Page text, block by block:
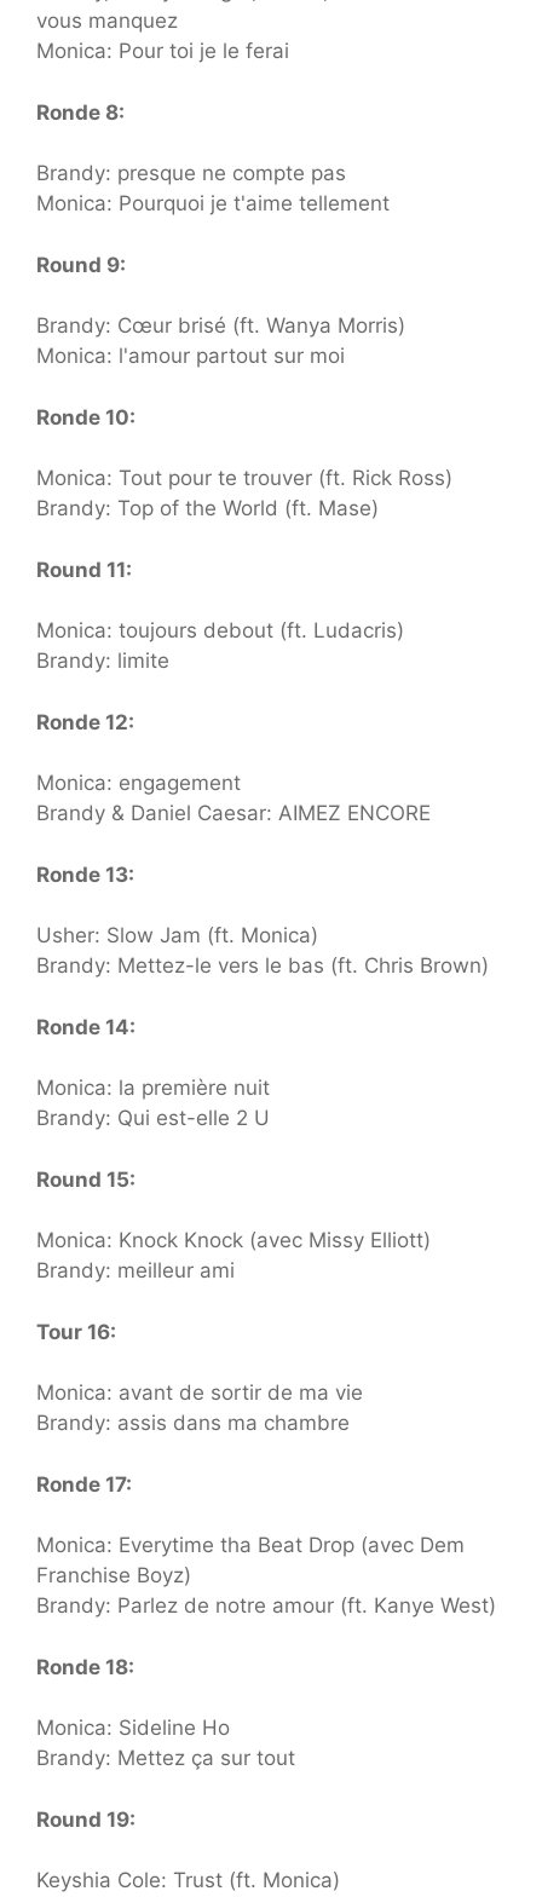
vous manquez
Monica: Pour toi je le ferai
Ronde 8:
Brandy: presque ne compte pas
Monica: Pourquoi je t'aime tellement
Round 9:
Brandy: Cœur brisé (ft. Wanya Morris)
Monica: l'amour partout sur moi
Ronde 10:
Monica: Tout pour te trouver (ft. Rick Ross)
Brandy: Top of the World (ft. Mase)
Round 11:
Monica: toujours debout (ft. Ludacris)
Brandy: limite
Ronde 12:
Monica: engagement
Brandy & Daniel Caesar: AIMEZ ENCORE
Ronde 13:
Usher: Slow Jam (ft. Monica)
Brandy: Mettez-le vers le bas (ft. Chris Brown)
Ronde 14:
Monica: la première nuit
Brandy: Qui est-elle 2 U
Round 15:
Monica: Knock Knock (avec Missy Elliott)
Brandy: meilleur ami
Tour 16:
Monica: avant de sortir de ma vie
Brandy: assis dans ma chambre
Ronde 17:
Monica: Everytime tha Beat Drop (avec Dem
Franchise Boyz)
Brandy: Parlez de notre amour (ft. Kanye West)
Ronde 18:
Monica: Sideline Ho
Brandy: Mettez ça sur tout
Round 19:
Keyshia Cole: Trust (ft. Monica)